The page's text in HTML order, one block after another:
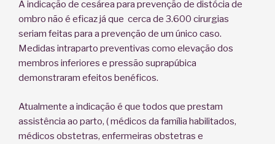
A indicação de cesárea para prevenção de distócia de
ombro não é eficaz já que cerca de 3.600 cirurgias
seriam feitas para a prevenção de um único caso.
Medidas intraparto preventivas como elevação dos
membros inferiores e pressão suprapúbica
demonstraram efeitos benéficos.
Atualmente a indicação é que todos que prestam
assistência ao parto, ( médicos da família habilitados,
médicos obstetras, enfermeiras obstetras e